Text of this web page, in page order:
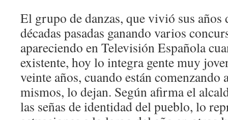
El grupo de danzas, que vivió sus años
décadas pasadas ganando varios
apareciendo en Televisión Española
existente, hoy lo integra gente muy
veinte años, cuando están comenzando
mismos, lo dejan. Según afirma el
las señas de identidad del pueblo, lo